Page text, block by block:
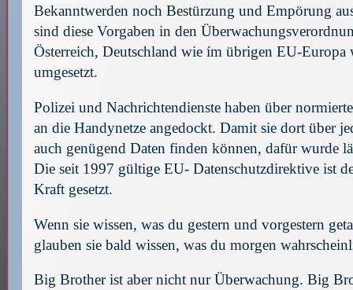
Bekanntwerden noch Bestürzung und Empörung
sind diese Vorgaben in den
Österreich, Deutschland wie ím übrigen EU-Europa
umgesetzt.
Polizei und Nachrichtendienste haben über
an die Handynetze angedockt. Damit sie dort über
auch genügend Daten finden können, dafür wurde
Die seit 1997 gültige EU- Datenschutzdirektive ist
Kraft gesetzt.
Wenn sie wissen, was du gestern und vorgestern
glauben sie bald wissen, was du morgen
Big Brother ist aber nicht nur Überwachung. Big